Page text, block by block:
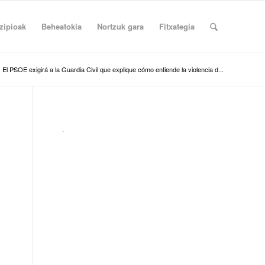
Beheatokia Nortzuk gara Fitxategia
El PSOE exigirá a la Guardia Civil que explique cómo entiende la violencia d...
.